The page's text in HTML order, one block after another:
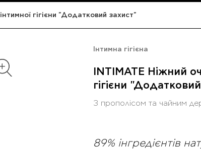
гігієни "Додатковий захист"
Інтимна гігієна
INTIMATE Ніжний
гігієни
З прополісом та чайним
89% інгредієнтів